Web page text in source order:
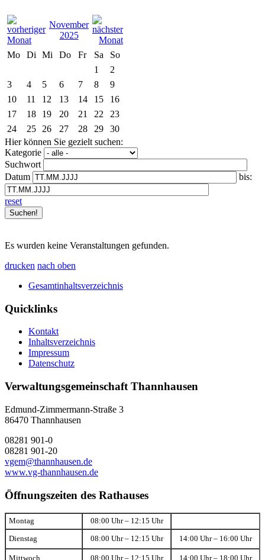
November
2025
Mo
Di Mi Do Fr Sa
So
1
2
3
4 5 6 7 8
9
10
11 12 13 14 15
16
17
18 19 20 21 22
23
24
25 26 27 28 29
30
Hier können Sie gezielt suchen:
Kategorie
Suchwort
Datum
bis:
reset
Es wurden keine Veranstaltungen gefunden.
drucken nach oben
Gesamtinhaltsverzeichnis
Quicklinks
Kontakt
Inhaltsverzeichnis
Impressum
Datenschutz
Verwaltungsgemeinschaft Thannhausen
Edmund-Zimmermann-Straße 3
86470 Thannhausen
08281 901-0
08281 901-20
vgem@thannhausen.de
www.vg-thannhausen.de
Öffnungszeiten des Rathauses
Montag 08:00 Uhr – 12:15 Uhr
Dienstag 08:00 Uhr – 12:15 Uhr 14:00 Uhr – 16:00 Uhr